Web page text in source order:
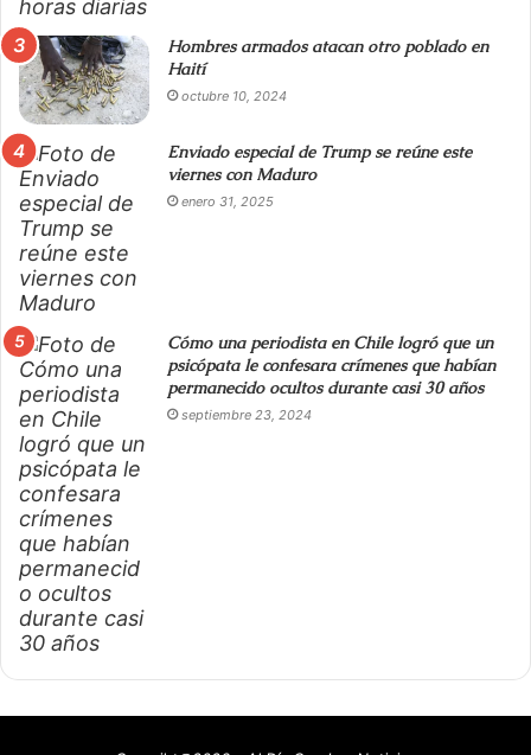
Hombres armados atacan otro poblado en
Haití
octubre 10, 2024
Enviado especial de Trump se reúne este
viernes con Maduro
enero 31, 2025
Cómo una periodista en Chile logró que un
psicópata le confesara crímenes que habían
permanecido ocultos durante casi 30 años
septiembre 23, 2024